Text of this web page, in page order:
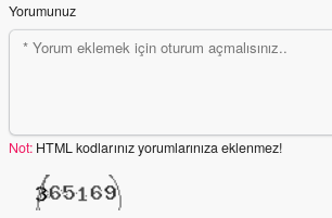
Yorumunuz
Not: HTML kodlarınız yorumlarınıza eklenmez!